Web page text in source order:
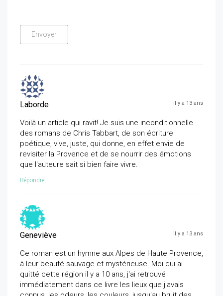
Laborde il y a 13 ans
Voilà un article qui ravit! Je suis une inconditionnelle
des romans de Chris Tabbart, de son écriture
poétique, vive, juste, qui donne, en effet envie de
revisiter la Provence et de se nourrir des émotions
que l'auteure sait si bien faire vivre.
Répondre
Geneviève il y a 13 ans
Ce roman est un hymne aux Alpes de Haute Provence,
à leur beauté sauvage et mystérieuse. Moi qui ai
quitté cette région il y a 10 ans, j'ai retrouvé
immédiatement dans ce livre les lieux que j'avais